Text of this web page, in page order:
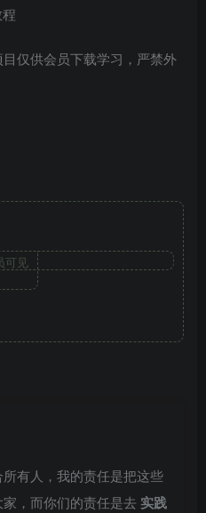
仅供会员下载学习，严禁外
可见
有人，我的责任是把这些
，而你们的责任是去 实践